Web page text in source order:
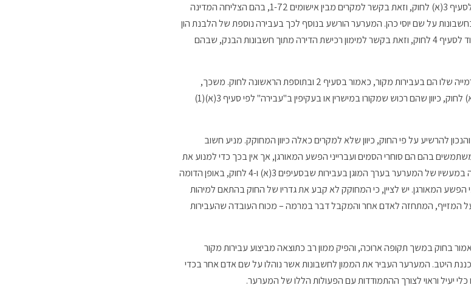
המערער הורשע בביצוע 42 עבירות של הלבנת הון בניגוד לסעיף 3(א) לחוק, וזאת בקשר למקרים מבין אישומים 1-72, בהם הצליחה המדינה
על שם יוסי כהן. המערער הורשע בנוסף לכך בעבירה נוספת של הלבנת הון
בניגוד לסעיף 3(א) לחוק ובעבירה של פעילות ברכוש אסור, בניגוד לסעיף 4 לחוק, וזאת בקשר למימון רכישת הדירה מתוך חשבונות הבנק, שבהם
מקורם של התקבולים שצבר המערער כתוצאה ממשעי הרמייה שלו הם בעבירות מקור, כאמור בסעיף 2 ובתוספת הראשונה לחוק. משכך,
התקבולים שהתקבלו מהווים "רכוש אסור", כמשמעם בסעיף 3(א) לחוק, כיוון שהם רכוש שמקורו במישרין או בעקיפין ב"עבירה" לפי סעיף 3(א)(1)
להרשיע על פי החוק, כיוון שלא למקרים כאלה כיוון המחוקק. מניע חשוב
בהם הם סוחרי הסמים ועברייני הפשע המאורגן, אך אין בכך כדי למנוע את
החלת החוק על המערער, בעקבות ניסוח החוק ובעקבות הפגיעה במעשיו של המערער בערך המוגן בעבירות שבסעיפים 3(א) ו-4 לחוק, באופן הדומה
הפשע המאורגן. יש לציין, כי המחוקק לא קבע את גדריו של החוק בהתאם למיהות
המזייף, המתחזה לאדם אחר והמקבל דבר במרמה – מכוח העובדה שהעבירות
בחוק במשך תקופה ארוכה, והפיק ממון רב כתוצאה מביצוע עבירות מקור
היטב. המערער העביר את הממון לחשבונות אשר נוהלו על שם אדם אחר בכדי
יעיל וראוי לצורך ההתמודדות עם הפעולות הללו של המערער.